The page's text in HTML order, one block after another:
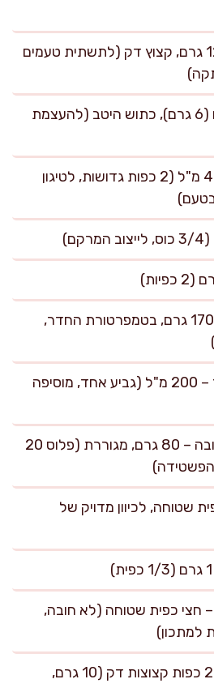
בצל לבן גדול – 120 גרם, קצוץ דק (לתשתית טעמים
שום טרי – 2 שיניים (6 גרם), כתוש היטב (להעצמת
שמן זית איכותי – 40 מ"ל (2 כפות גדושות, לטיגון
ביצים גדולות – 3 (170 גרם, בטמפרטורת החדר,
שמנת מתוקה 15% – 200 מ"ל (גביע אחד, מוסיפה
גבינת קשקבל/צהובה – 80 גרם, מגוררת (פלוס 20
– 6 גרם (1 כפית שטוחה, לכיוון מדויק של
– חצי כפית שטוחה (לא חובה,
למתכון)
פטרוזיליה טרייה – 2 כפות קצוצות דק (10 גרם,